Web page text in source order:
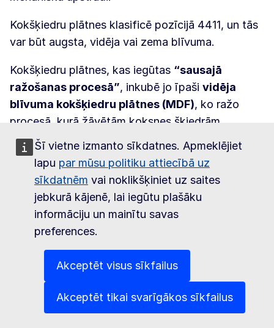
Šī vietne izmanto sīkdatnes. Apmeklējiet
lapu par mūsu politiku attiecībā uz
sīkdatnēm vai noklikšķiniet uz saites
jebkurā kājenē, lai iegūtu plašāku
informāciju un mainītu savas
preferences.
Akceptēt visus sīkfailus
Akceptēt tikai svarīgākos sīkfailus
Kokšķiedru plātnes klasificē pozīcijā 4411, un tās
var būt augsta, vidēja vai zema blīvuma.
Kokšķiedru plātnes, kas iegūtas “sausajā
ražošanas procesā”, inkubē jo īpaši vidēja
blīvuma kokšķiedru plātnes (MDF), ko ražo
procesā, kurā žāvētām koksnes šķiedrām
pievieno papildu termoreaktīvos sveķus, lai
veicinātu saistīšanu presē. Blīvums parasti ir no
0,45 g/cm³ līdz 1 g/cm³. Neapstrādātajā stāvoklī
tam ir divas gludas virsmas. Vidēja blīvuma
kokšķiedru plātnes, kuru blīvums pārsniedz 0,8
g/cm³, tirdzniecībā dažkārt
dēvē
blīvuma kokšķiedru plātnēm (HDF)”.
MDF klasificē apakšpozīcijās no 441112 līdz 4411
14 atkarībā no biezuma.
Šajā pozīcijā ietilpst arī“mitrās ražošanas